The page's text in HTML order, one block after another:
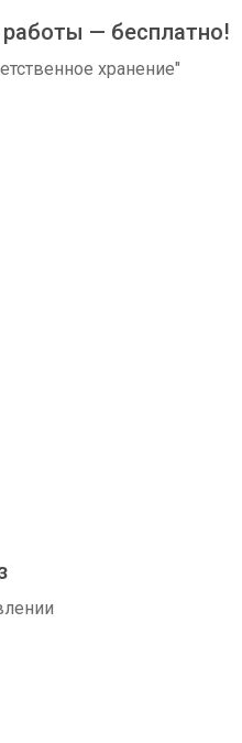
работы — бесплатно!
хранение"